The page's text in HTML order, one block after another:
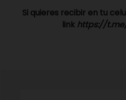
Si quieres recibir en tu
link https://